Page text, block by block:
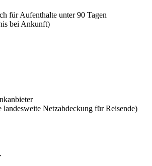
für Aufenthalte unter 90 Tagen
bei Ankunft)
landesweite Netzabdeckung für Reisende)